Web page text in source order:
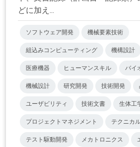
どに加え...
ソフトウェア開発 機械要素技術
組込みコンピューティング 機構設計
医療機器 ヒューマンスキル バイ
機械設計 研究開発 技術開発
ユーザビリティ 技術文書 生体工
プロジェクトマネジメント テクニカ
テスト駆動開発 メカトロニクス